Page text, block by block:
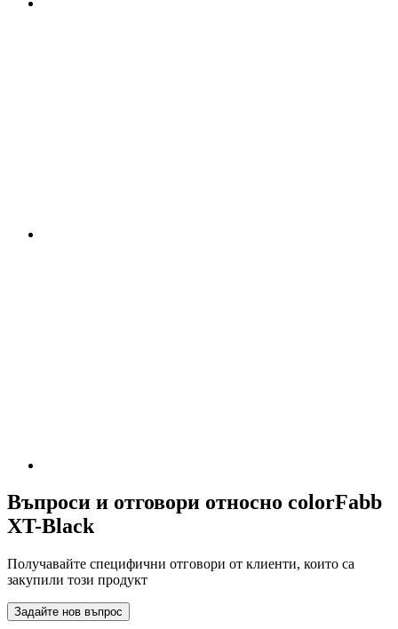
Въпроси и отговори относно colorFabb
XT-Black
Получавайте специфични отговори от клиенти, които са
закупили този продукт
Задайте нов въпрос